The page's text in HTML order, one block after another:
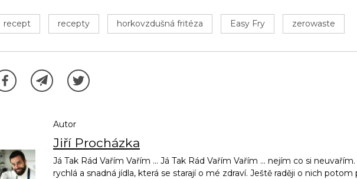
recept recepty horkovzdušná fritéza Easy Fry zerowaste
Autor
Jiří Procházka
Já Tak Rád Vařím Vařím ... Já Tak Rád Vařím Vařím ... nejím co si
rychlá a snadná jídla, která se starají o mé zdraví. Ještě raději o nich